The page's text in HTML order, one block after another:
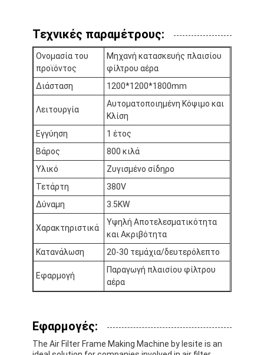
Προϊόντα
Βίντεο
Επισκεψή εργοστασίου
Έλεγχος ποιότητας
Επικοινωνήστε μαζί μας
Ειδήσεις
Μιλήστε τώρα.
Φίλτρο αέρα που κατασκευάζει τη μηχανή
Φίλτρο τσεπών που κατασκευάζει τη μηχανή
Τεχνικές παραμέτρους:
Ονομασία του
προϊόντος
Μηχανή κατασκευής πλαισίου
φίλτρου αέρα
Διάσταση
1200*1200*1800mm
Λειτουργία
Αυτοματοποιημένη Κόψιμο και
Κλίση
Εγγύηση
1 έτος
Βάρος
800 κιλά
Υλικό
Ζυγισμένο σίδηρο
Τετάρτη
380V
Δύναμη
3.5KW
Χαρακτηριστικά
Υψηλή Αποτελεσματικότητα
και Ακριβότητα
Κατανάλωση
20-30 τεμάχια/δευτερόλεπτο
Εφαρμογή
Παραγωγή πλαισίου φίλτρου
αέρα
Εφαρμογές:
The Air Filter Frame Making Machine by lesite is an